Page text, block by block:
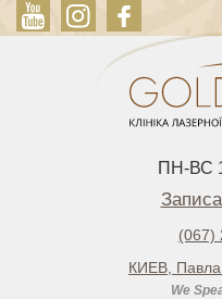
ПН-ВС
(067)
КИЕВ, Павла
We